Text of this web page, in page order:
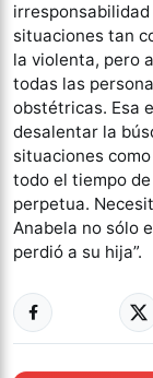
situaciones tan
la violenta, pero
todas las
obstétricas. Esa
desalentar la
situaciones
todo el tiempo de
perpetua.
Anabela no sólo
perdió a su hija”.